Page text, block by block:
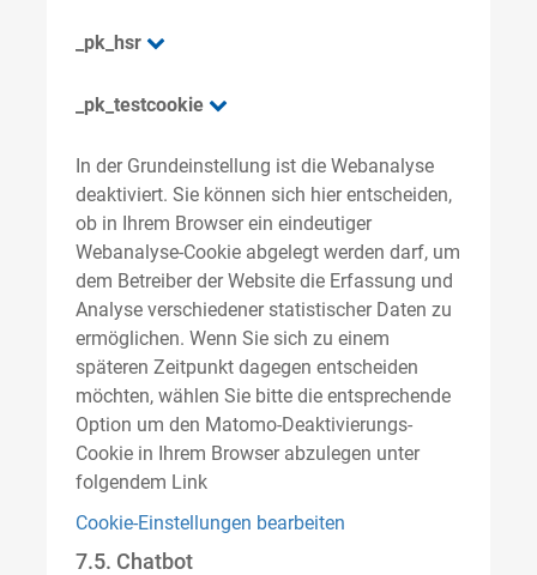
_pk_hsr
_pk_testcookie
In der Grundeinstellung ist die Webanalyse
deaktiviert. Sie können sich hier entscheiden,
ob in Ihrem Browser ein eindeutiger
Webanalyse-Cookie abgelegt werden darf, um
dem Betreiber der Website die Erfassung und
Analyse verschiedener statistischer Daten zu
ermöglichen. Wenn Sie sich zu einem
späteren Zeitpunkt dagegen entscheiden
möchten, wählen Sie bitte die entsprechende
Option um den Matomo-Deaktivierungs-
Cookie in Ihrem Browser abzulegen unter
folgendem Link
Cookie-Einstellungen bearbeiten
7.5. Chatbot